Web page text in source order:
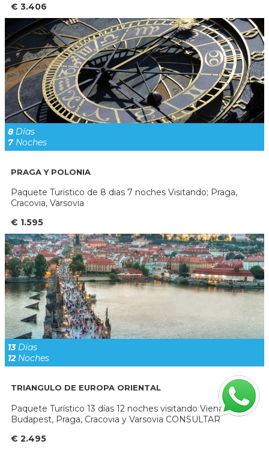
€ 3.406
8 Días
7Noches
PRAGA Y POLONIA
Paquete Turistico de 8 dias 7 noches Visitando; Praga,
Cracovia, Varsovia
€ 1.595
13Días
12Noches
TRIANGULO DE EUROPA ORIENTAL
Paquete Turístico 13 días 12 noches visitando Viena,
Budapest, Praga, Cracovia y Varsovia CONSULTAR
€ 2.495